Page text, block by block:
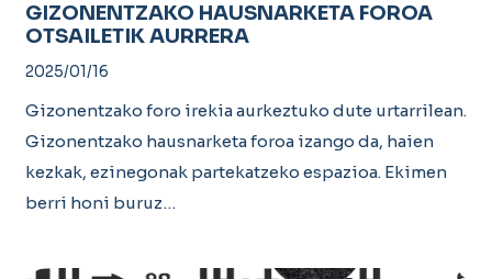
GIZONENTZAKO HAUSNARKETA FOROA
OTSAILETIK AURRERA
2025/01/16
Gizonentzako foro irekia aurkeztuko dute urtarrilean.
Gizonentzako hausnarketa foroa izango da, haien
kezkak, ezinegonak partekatzeko espazioa. Ekimen
berri honi buruz…